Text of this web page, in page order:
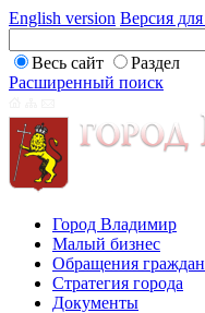
English version Версия
Весь сайт
Раздел
Расширенный поиск
Город Владимир
Малый бизнес
Обращения граждан
Стратегия города
Документы